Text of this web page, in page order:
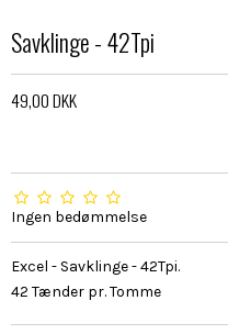
Savklinge - 42Tpi
49,00 DKK
Ingen bedømmelse
Excel - Savklinge - 42Tpi.
42 Tænder pr. Tomme